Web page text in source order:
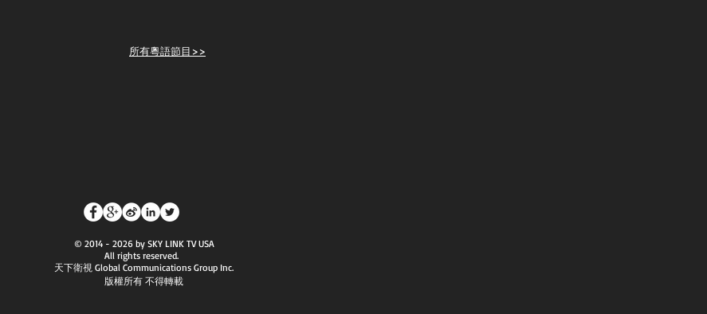
所有粵語節目>>
© 2014 - 2026 by SKY LINK TV USA
All rights reserved.
天下衛視 Global Communications Group Inc.
版權所有 不得轉載